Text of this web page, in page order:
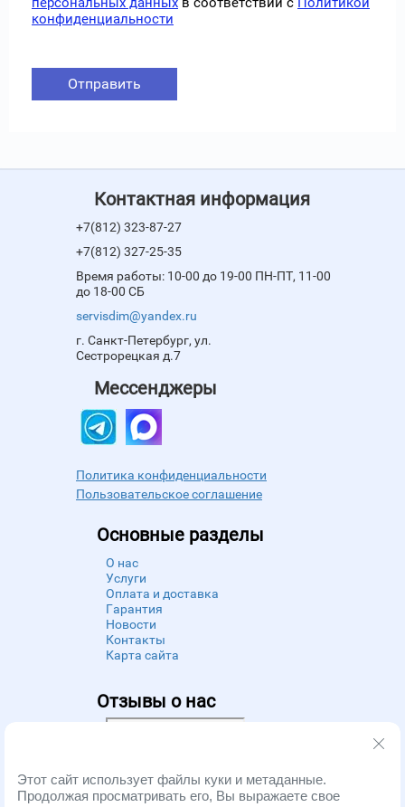
конфиденциальности
Отправить
Контактная информация
+7(812) 323-87-27
+7(812) 327-25-35
Время работы: 10-00 до 19-00 ПН-ПТ, 11-00
до 18-00 СБ
servisdim@yandex.ru
г. Санкт-Петербург, ул.
Сестрорецкая д.7
Мессенджеры
Политика конфиденциальности
Пользовательское соглашение
Основные разделы
О нас
Услуги
Оплата и доставка
Гарантия
Новости
Контакты
Карта сайта
Отзывы о нас
Powered byZoon
Этот сайт использует файлы куки и метаданные.
Продолжая просматривать его, Вы выражаете свое